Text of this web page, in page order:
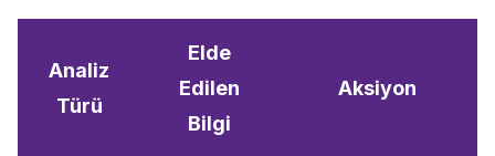
Analiz
Türü
Elde
Edilen
Bilgi
Aksiyon